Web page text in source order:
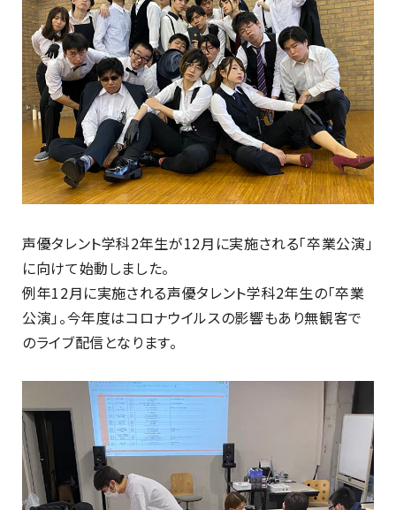
+プラスラボ
1日最大2つの学科説明＆体験授業
オープン
キャンパス
神戸電子をもっと知る
資料請求 は
こちら
声優タレント学科2年生が12月に実施される「卒業公演」
に向けて始動しました。
例年12月に実施される声優タレント学科2年生の「卒業
公演」。今年度はコロナウイルスの影響もあり無観客で
のライブ配信となります。